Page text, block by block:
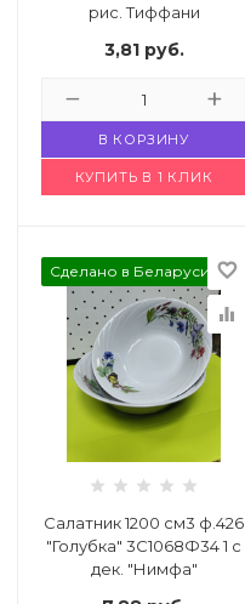
рис. Тиффани
3,81 руб.
В КОРЗИНУ
КУПИТЬ В 1 КЛИК
Сделано в Беларуси favorite_border
equalizer
Салатник 1200 см3 ф.426
"Голубка" 3С1068Ф34 1 с
дек. "Нимфа"